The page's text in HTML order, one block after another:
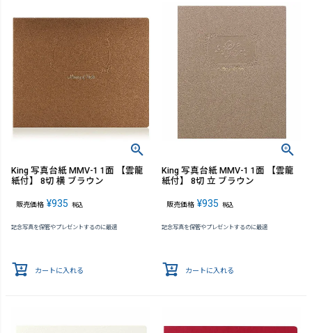
King 写真台紙 MMV-1 1面 【雲龍
紙付】 8切 横 ブラウン
販売価格 ¥935 税込
記念写真を保管やプレゼントするのに最適
カートに入れる
King 写真台紙 MMV-1 1面 【雲龍
紙付】 8切 立 ブラウン
販売価格 ¥935 税込
記念写真を保管やプレゼントするのに最適
カートに入れる